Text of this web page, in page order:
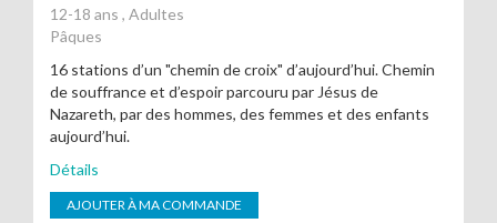
12-18 ans , Adultes
Pâques
16 stations d’un "chemin de croix" d’aujourd’hui. Chemin
de souffrance et d’espoir parcouru par Jésus de
Nazareth, par des hommes, des femmes et des enfants
aujourd’hui.
Détails
AJOUTER À MA COMMANDE